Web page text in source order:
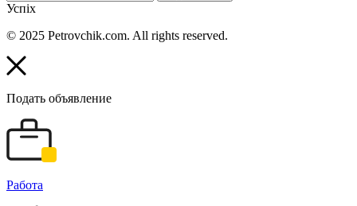
Успіх
© 2025 Petrovchik.com. All rights reserved.
Подать объявление
Работа